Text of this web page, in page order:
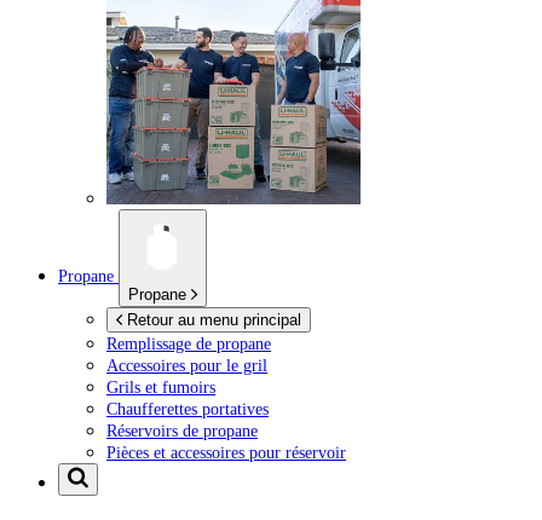
Propane
Propane
Retour au menu principal
Remplissage de propane
Accessoires pour le gril
Grils et fumoirs
Chaufferettes portatives
Réservoirs de propane
Pièces et accessoires pour réservoir